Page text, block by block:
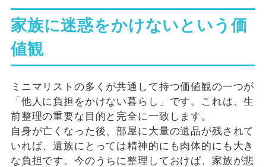
家族に迷惑をかけないという価
値観
ミニマリストの多くが共通して持つ価値観の一つが
「他人に負担をかけない暮らし」です。これは、生
前整理の重要な目的と完全に一致します。
自身が亡くなった後、部屋に大量の遺品が残されて
いれば、遺族にとっては精神的にも肉体的にも大き
な負担です。今のうちに整理しておけば、家族が悲